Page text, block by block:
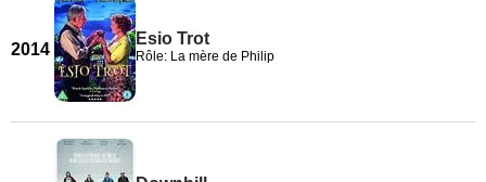
2014
Esio Trot
Rôle: La mère de Philip